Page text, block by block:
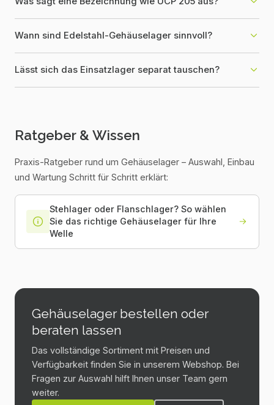
Wann sind Edelstahl-Gehäuselager sinnvoll?
Lässt sich das Einsatzlager separat tauschen?
Ratgeber & Wissen
Praxis-Ratgeber rund um Gehäuselager – Auswahl, Einbau
und Wartung Schritt für Schritt erklärt:
Stehlager oder Flanschlager? So wählen
Sie das richtige Gehäuselager für Ihre
Welle
Gehäuselager bestellen oder
beraten lassen
Das vollständige Sortiment mit Preisen und
Verfügbarkeit finden Sie in unserem Webshop. Bei
Fragen zur Auswahl hilft Ihnen unser Team gern
weiter.